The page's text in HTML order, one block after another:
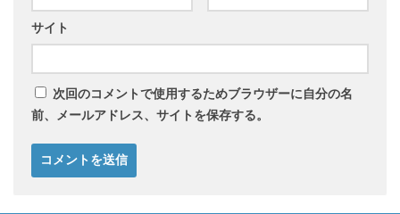
サイト
次回のコメントで使用するためブラウザーに自分の名
前、メールアドレス、サイトを保存する。